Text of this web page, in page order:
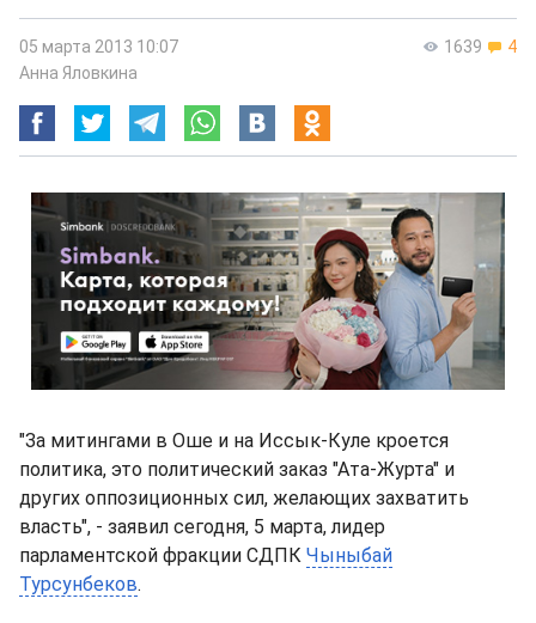
1639 4
05 марта 2013 10:07
Анна Яловкина
"За митингами в Оше и на Иссык-Куле кроется
политика, это политический заказ "Ата-Журта" и
других оппозиционных сил, желающих захватить
власть", - заявил сегодня, 5 марта, лидер
парламентской фракции СДПК Чыныбай
Турсунбеков.